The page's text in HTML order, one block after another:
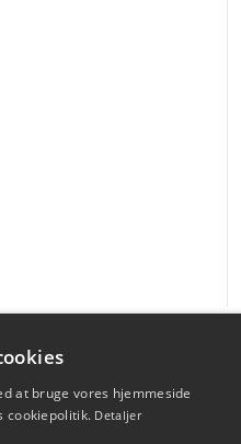
at bruge vores hjemmeside
cookiepolitik. Detaljer